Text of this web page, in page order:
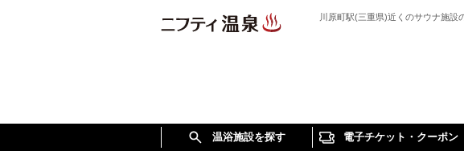
川原町駅(三重県)近くのサウナ施
温浴施設を探す 電子チケット・クーポン